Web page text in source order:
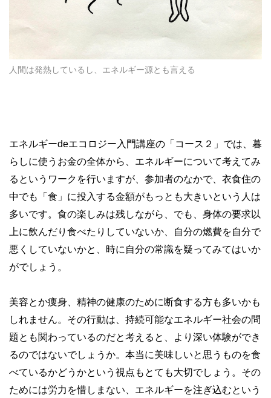
人間は発熱しているし、エネルギー源とも言える
エネルギーdeエコロジー入門講座の「コース２」では、暮
らしに使うお金の全体から、エネルギーについて考えてみ
るというワークを行いますが、参加者のなかで、衣食住の
中でも「食」に投入する金額がもっとも大きいという人は
多いです。食の楽しみは残しながら、でも、身体の要求以
上に飲んだり食べたりしていないか、自分の燃費を自分で
悪くしていないかと、時に自分の常識を疑ってみてはいか
がでしょう。
美容とか痩身、精神の健康のために断食する方も多いかも
しれません。その行動は、持続可能なエネルギー社会の問
題とも関わっているのだと考えると、より深い体験ができ
るのではないでしょうか。本当に美味しいと思うものを食
べているかどうかという視点もとても大切でしょう。その
ためには労力を惜しまない、エネルギーを注ぎ込むという